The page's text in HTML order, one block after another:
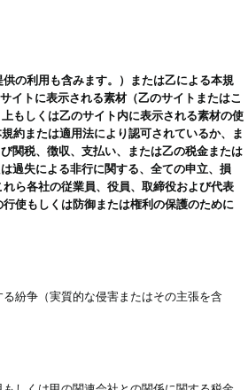
の利用も含みます。）または乙による本規
イトに表示される素材（乙のサイトまたはこ
もしくは乙のサイト内に表示される素材の使
約または適用法により認可されているか、ま
関税、徴収、支払い、または乙の税金または
過失による非行に関する、全ての申立、損
ら各社の従業員、役員、取締役および代表
使もしくは防御または権利の保護のために
紛争（実質的な侵害またはその主張を含